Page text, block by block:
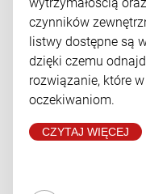
czynników
listwy dostępne są
dzięki czemu
rozwiązanie, które
oczekiwaniom.
CZYTAJ WIĘCEJ